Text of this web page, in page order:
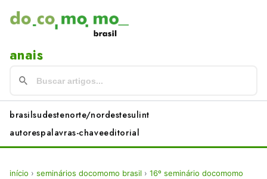
anais
brasilsudestenorte/nordestesulint
autorespalavras-chaveeditorial
início › seminários docomomo brasil › 16º seminário docomomo